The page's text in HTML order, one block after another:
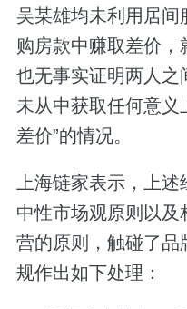
吴某雄均未利用居间
购房款中赚取差价，
也无事实证明两人之
未从中获取任何意义
差价”的情况。
上海链家表示，上
中性市场观原则以
营的原则，触碰了品
规作出如下处理：